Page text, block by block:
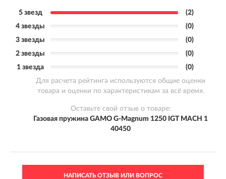
5 звезд
(2)
4 звезды
(0)
3 звезды
(0)
2 звезды
(0)
1 звезда
(0)
Для расчета рейтинга используются общие оценки
товара и оценки по характеристикам за всё время.
Оставьте свой отзыв о товаре:
Газовая пружина GAMO G-Magnum 1250 IGT MACH 1
40450
НАПИСАТЬ ОТЗЫВ ИЛИ ВОПРОС